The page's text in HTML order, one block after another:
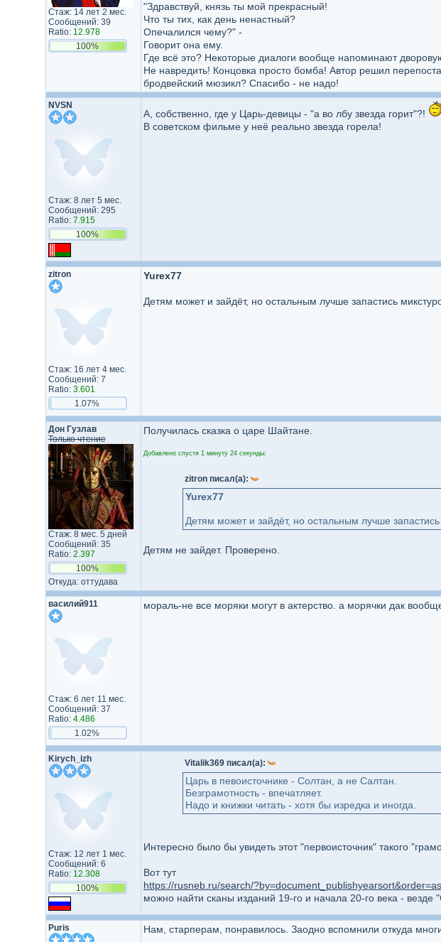
Стаж: 14 лет 2 мес.
Сообщений: 39
Ratio: 12.978
100%
"Здравствуй, князь ты мой прекрасный!
Что ты тих, как день ненастный?
Опечалился чему?" -
Говорит она ему.
Где всё это? Некоторые диалоги вообще напоминают
Не навредить! Концовка просто бомба! Автор решил
бродвейский мюзикл? Спасибо - не надо!
NVSN
Стаж: 8 лет 5 мес.
Сообщений: 295
Ratio: 7.915
100%
А, собственно, где у Царь-девицы - "а во лбу звезда горит"?!
В советском фильме у неё реально звезда горела!
zitron
Стаж: 16 лет 4 мес.
Сообщений: 7
Ratio: 3.601
1.07%
Yurex77
Детям может и зайдёт, но остальным лучше запастись
Дон Гузлав
Только чтение
Стаж: 8 мес. 5 дней
Сообщений: 35
Ratio: 2.397
100%
Откуда: оттудава
Получилась сказка о царе Шайтане.
Добавлено спустя 1 минуту 24 секунды:
zitron писал(а):
Yurex77
Детям может и зайдёт, но остальным лучше
Детям не зайдет. Проверено.
василий911
Стаж: 6 лет 11 мес.
Сообщений: 37
Ratio: 4.486
1.02%
мораль-не все моряки могут в актерство. а морячки дак
Kirych_izh
Стаж: 12 лет 1 мес.
Сообщений: 6
Ratio: 12.308
100%
Vitalik369 писал(а):
Царь в певоисточнике - Солтан, а не Салтан.
Безграмотность - впечатляет.
Надо и книжки читать - хотя бы изредка и иногда.
Интересно было бы увидеть этот "первоисточник" такого
Вот тут
https://rusneb.ru/search/
можно найти сканы изданий 19-го и начала 20-го века -
Puris Нам, старперам, понравилось. Заодно вспомнили откуда